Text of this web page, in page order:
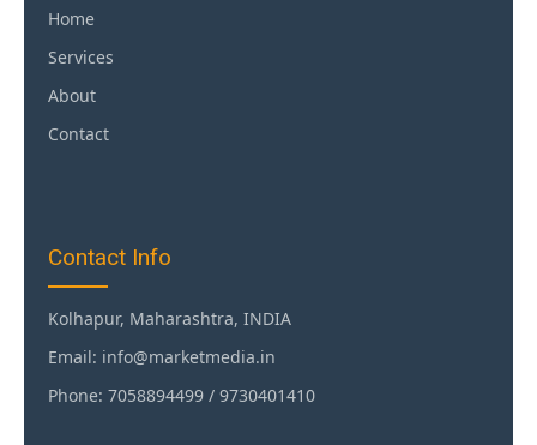
Home
Services
About
Contact
Contact Info
Kolhapur, Maharashtra, INDIA
Email: info@marketmedia.in
Phone: 7058894499 / 9730401410